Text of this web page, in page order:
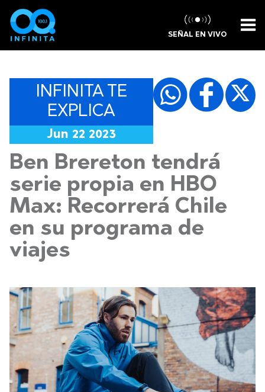
SEÑAL EN VIVO
INFINITA TE
EXPLICA
Jun 22 2023
Ben Brereton tendrá
serie propia en HBO
Max: Recorrerá Chile
en su programa de
viajes